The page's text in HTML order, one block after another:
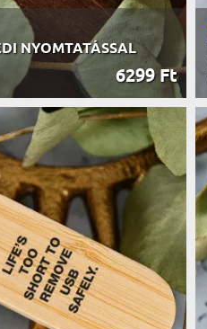
NYOMTATÁSSAL
6299 Ft